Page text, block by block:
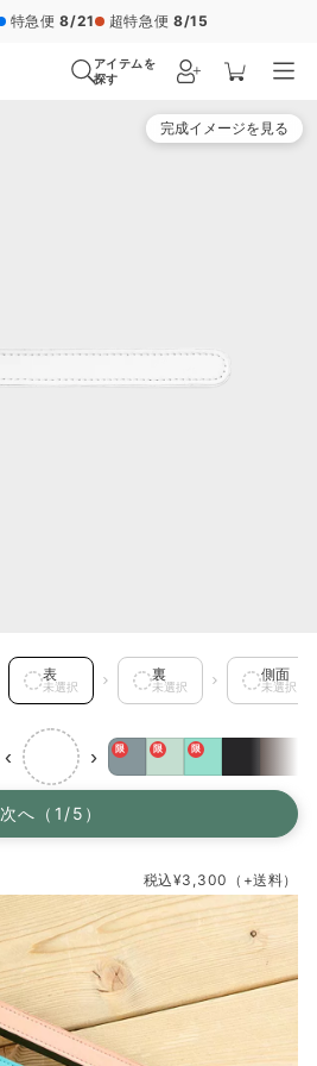
特急便 8/21 超特急便 8/15
アイテムを
探す
完成イメージを見る
表
未選択
裏
未選択
側面
未選択
限 限 限
‹ ›
税込¥3,300 （+送料）
次へ（1/5）